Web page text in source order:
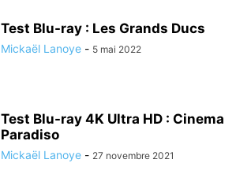
Test Blu-ray : Les Grands Ducs
Mickaël Lanoye - 5 mai 2022
Test Blu-ray 4K Ultra HD : Cinema
Paradiso
Mickaël Lanoye - 27 novembre 2021